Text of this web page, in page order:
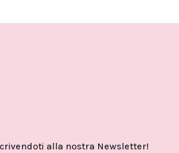
alla nostra Newsletter!